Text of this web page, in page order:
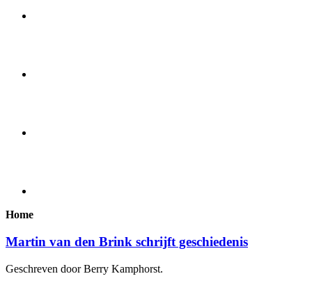
Home
Martin van den Brink schrijft geschiedenis
Geschreven door Berry Kamphorst.